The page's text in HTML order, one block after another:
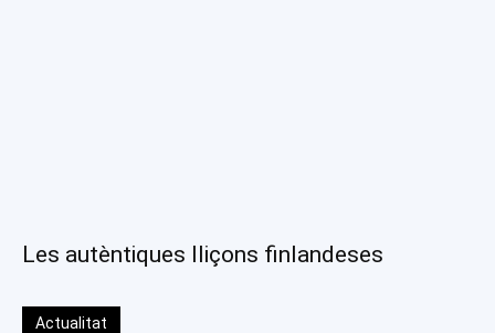
Les autèntiques lliçons finlandeses
Actualitat